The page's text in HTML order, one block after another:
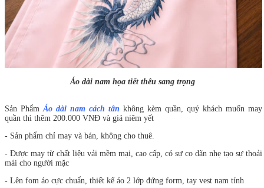
Áo dài nam họa tiết thêu sang trọng
Sản PhẩmÁo dài nam cách tân không kèm quần, quý khách muốn may
quần thì thêm 200.000 VNĐ và giá niêm yết
- Sản phẩm chỉ may và bán, không cho thuê.
- Được may từ chất liệu vải mềm mại, cao cấp, có sự co dãn nhẹ tạo sự thoải
mái cho người mặc
- Lên fom áo cực chuẩn, thiết kế áo 2 lớp đứng form, tay vest nam tính